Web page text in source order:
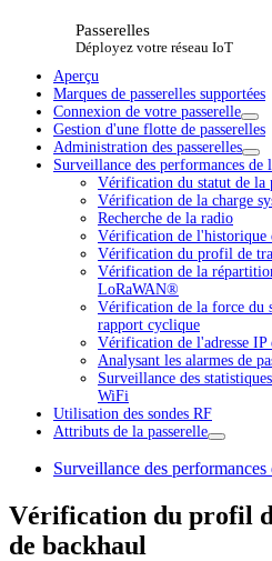
Passerelles
Déployez votre réseau IoT
Aperçu
Marques de passerelles supportées
Connexion de votre passerelle
Gestion d'une flotte de passerelles
Administration des passerelles
Surveillance des performances de
Vérification du statut de la
Vérification de la charge
Recherche de la radio
Vérification de l'historique
Vérification du profil de
Vérification de la
LoRaWAN®
Vérification de la force du
rapport cyclique
Vérification de l'adresse IP
Analysant les alarmes de
Surveillance des
WiFi
Utilisation des sondes RF
Attributs de la passerelle
Surveillance des performances
Vérification du profil
de backhaul